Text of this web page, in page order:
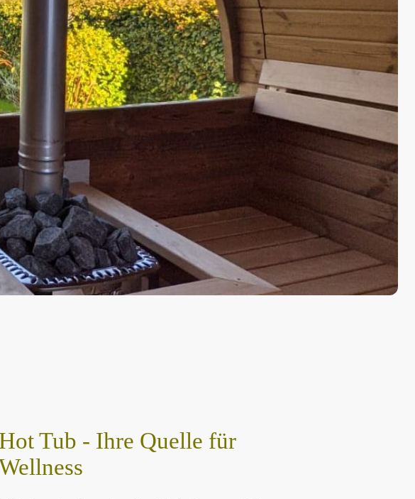
Hot Tub - Ihre Quelle für